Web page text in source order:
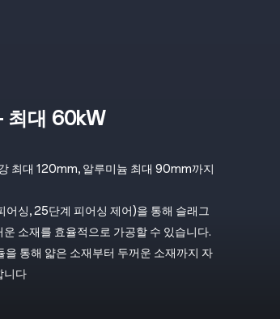
최대 60kW
최대 120mm, 알루미늄 최대 90mm까지
어싱, 25단계 피어싱 제어)을 통해 슬래그
소재를 효율적으로 가공할 수 있습니다.
을 통해 얇은 소재부터 두꺼운 소재까지 자
니다